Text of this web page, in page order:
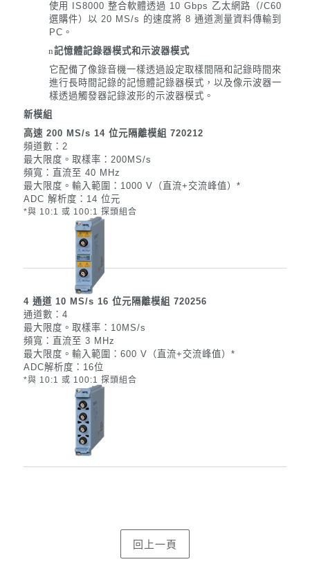
使用 IS8000 整合軟體透過 10 Gbps 乙太網路（/C60
選購件）以 20 MS/s 的速度將 8 通道測量資料傳輸到
PC。
n記憶體記錄器模式和示波器模式
它配備了像錄音機一樣透過設定取樣間隔和記錄時間來
進行長時間記錄的記憶體記錄器模式，以及像示波器一
樣透過觸發器記錄波形的示波器模式。
新模組
高速 200 MS/s 14 位元隔離模組 720212
頻道數：2
最大限度。 取樣率：200MS/s
頻寬：直流至 40 MHz
最大限度。 輸入範圍：1000 V（ 直流+交流峰值）*
ADC 解析度：14 位元
*與 10:1 或 100:1 探頭組合
4 通道 10 MS/s 16 位元隔離模組 720256
通道數：4
最大限度。 取樣率：10MS/s
頻寬：直流至 3 MHz
最大限度。 輸入範圍：600 V（ 直流+交流峰值）*
ADC解析度：16位
*與 10:1 或 100:1 探頭組合